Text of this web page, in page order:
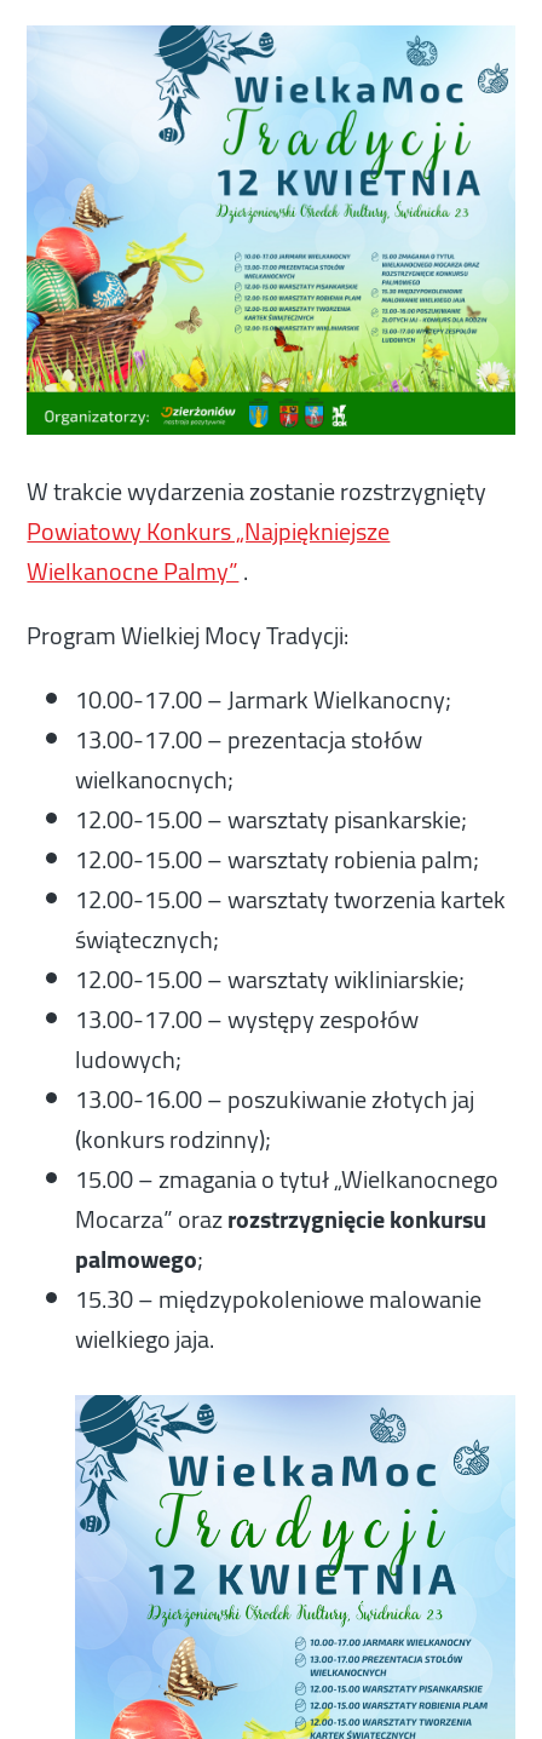
W trakcie wydarzenia zostanie rozstrzygnięty
Powiatowy Konkurs „Najpiękniejsze
Wielkanocne Palmy”.
Program Wielkiej Mocy Tradycji:
10.00-17.00 – Jarmark Wielkanocny;
13.00-17.00 – prezentacja stołów
wielkanocnych;
12.00-15.00 – warsztaty pisankarskie;
12.00-15.00 – warsztaty robienia palm;
12.00-15.00 – warsztaty tworzenia kartek
świątecznych;
12.00-15.00 – warsztaty wikliniarskie;
13.00-17.00 – występy zespołów
ludowych;
13.00-16.00 – poszukiwanie złotych jaj
(konkurs rodzinny);
15.00 – zmagania o tytuł „Wielkanocnego
Mocarza” orazrozstrzygnięcie konkursu
palmowego;
15.30 – międzypokoleniowe malowanie
wielkiego jaja.